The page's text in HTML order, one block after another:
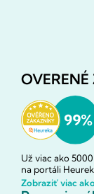
Už viac ako
na portáli
Zobraziť viac